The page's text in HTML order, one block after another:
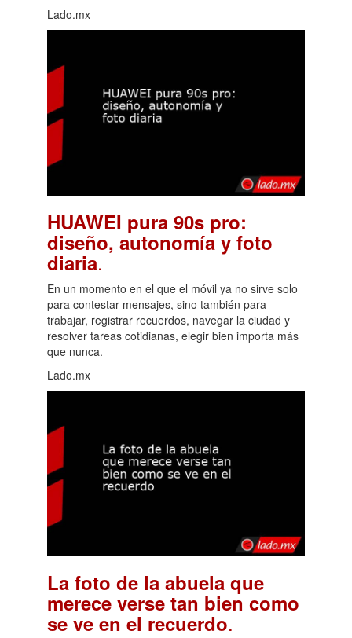
Lado.mx
HUAWEI pura 90s pro:
diseño, autonomía y foto
diaria.
En un momento en el que el móvil ya no sirve solo
para contestar mensajes, sino también para
trabajar, registrar recuerdos, navegar la ciudad y
resolver tareas cotidianas, elegir bien importa más
que nunca.
Lado.mx
La foto de la abuela que
merece verse tan bien como
se ve en el recuerdo.